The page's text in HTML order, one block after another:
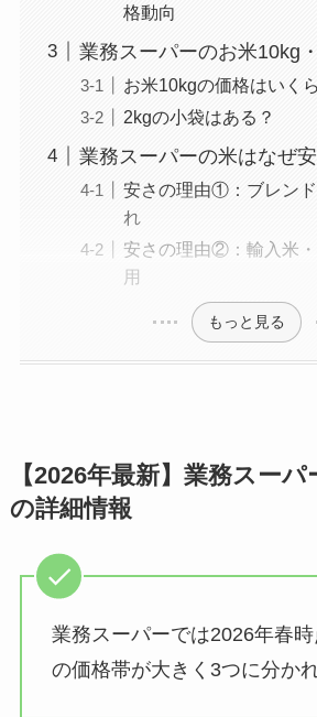
格動向
業務スーパーのお米10kg
お米10kgの価格はいく
2kgの小袋はある？
業務スーパーの米はなぜ安
安さの理由①：ブレン
れ
安さの理由②：輸入米
用
もっと見る
【2026年最新】業務スー
の詳細情報
業務スーパーでは2026年春
の価格帯が大きく3つに分か